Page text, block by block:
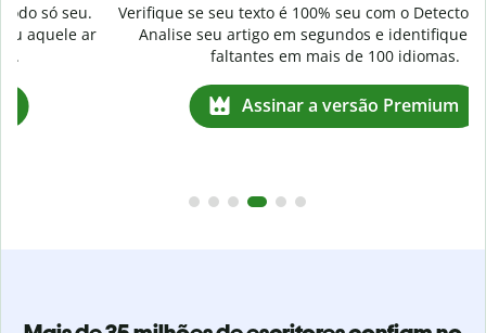
Verifique se seu texto é 100% seu com o Detector de plágio.
Analise seu artigo em segundos e identifique citações
faltantes em mais de 100 idiomas.
Assinar a versão Premium